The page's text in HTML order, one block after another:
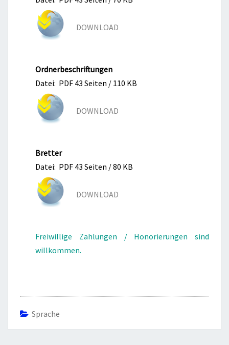
DOWNLOAD
Ordnerbeschriftungen
Datei: PDF 43 Seiten / 110 KB
DOWNLOAD
Bretter
Datei: PDF 43 Seiten / 80 KB
DOWNLOAD
Freiwillige Zahlungen / Honorierungen sind
willkommen.
Sprache